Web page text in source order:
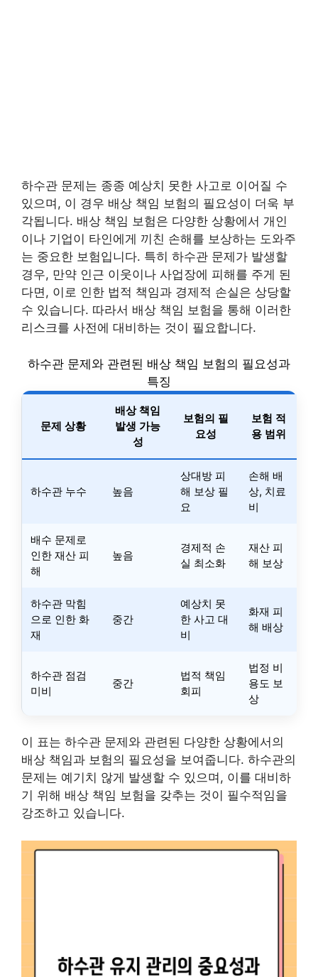
하수관 문제는 종종 예상치 못한 사고로 이어질 수
있으며, 이 경우 배상 책임 보험의 필요성이 더욱 부
각됩니다. 배상 책임 보험은 다양한 상황에서 개인
이나 기업이 타인에게 끼친 손해를 보상하는 도와주
는 중요한 보험입니다. 특히 하수관 문제가 발생할
경우, 만약 인근 이웃이나 사업장에 피해를 주게 된
다면, 이로 인한 법적 책임과 경제적 손실은 상당할
수 있습니다. 따라서 배상 책임 보험을 통해 이러한
리스크를 사전에 대비하는 것이 필요합니다.
하수관 문제와 관련된 배상 책임 보험의 필요성과
특징
문제 상황
배상 책임
발생 가능
성
보험의 필
요성
보험 적
용 범위
하수관 누수 높음
상대방 피
해 보상 필
요
손해 배
상, 치료
비
배수 문제로
인한 재산 피
해
높음
경제적 손
실 최소화
재산 피
해 보상
하수관 막힘
으로 인한 화
재
중간
예상치 못
한 사고 대
비
화재 피
해 배상
하수관 점검
미비
중간
법적 책임
회피
법정 비
용도 보
상
이 표는 하수관 문제와 관련된 다양한 상황에서의
배상 책임과 보험의 필요성을 보여줍니다. 하수관의
문제는 예기치 않게 발생할 수 있으며, 이를 대비하
기 위해 배상 책임 보험을 갖추는 것이 필수적임을
강조하고 있습니다.